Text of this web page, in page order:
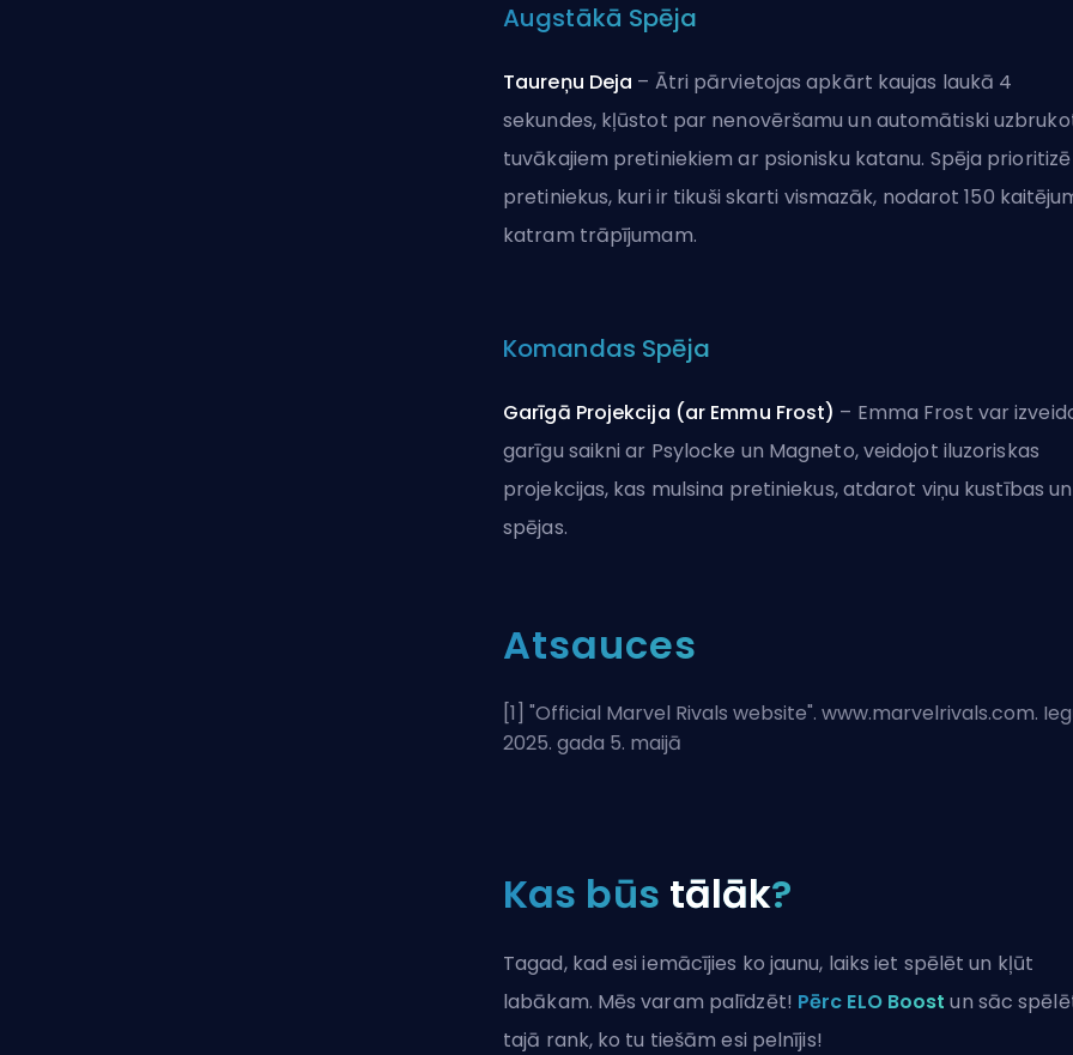
Augstākā Spēja
Taureņu Deja – Ātri pārvietojas apkārt kaujas laukā 4
sekundes, kļūstot par nenovēršamu un automātiski
tuvākajiem pretiniekiem ar psionisku katanu. Spēja prioritizē
pretiniekus, kuri ir tikuši skarti vismazāk, nodarot 150
katram trāpījumam.
Komandas Spēja
Garīgā Projekcija (ar Emmu Frost) – Emma Frost var
garīgu saikni ar Psylocke un Magneto, veidojot iluzoriskas
projekcijas, kas mulsina pretiniekus, atdarot viņu kustības un
spējas.
Atsauces
[1] "Official Marvel Rivals website". www.marvelrivals.com.
2025. gada 5. maijā
Kas būs tālāk?
Tagad, kad esi iemācījies ko jaunu, laiks iet spēlēt un kļūt
labākam. Mēs varam palīdzēt! Pērc ELO Boost un sāc
tajā rank, ko tu tiešām esi pelnījis!